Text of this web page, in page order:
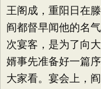
王阁成，重阳日在
阎都督早闻他的名
次宴客，是为了向
婿事先准备好一篇
大家看。宴会上，